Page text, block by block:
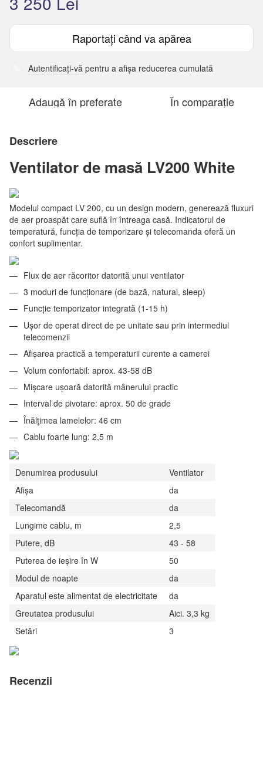
Raportați când va apărea
Autentificați-vă pentru a afișa reducerea cumulată
Adaugă în preferate În comparație
Descriere
Ventilator de masă LV200 White
Modelul compact LV 200, cu un design modern, generează fluxuri
de aer proaspăt care suflă în întreaga casă. Indicatorul de
temperatură, funcția de temporizare și telecomanda oferă un
confort suplimentar.
Flux de aer răcoritor datorită unui ventilator
3 moduri de funcționare (de bază, natural, sleep)
Funcție temporizator integrată (1-15 h)
Ușor de operat direct de pe unitate sau prin intermediul
telecomenzii
Afișarea practică a temperaturii curente a camerei
Volum confortabil: aprox. 43-58 dB
Mișcare ușoară datorită mânerului practic
Interval de pivotare: aprox. 50 de grade
Înălțimea lamelelor: 46 cm
Cablu foarte lung: 2,5 m
Denumirea produsului
Ventilator
Afişa
da
Telecomandă
da
Lungime cablu, m
2,5
Putere, dB
43 - 58
Puterea de ieșire în W
50
Modul de noapte
da
Aparatul este alimentat de electricitate
da
Greutatea produsului
Aici. 3,3 kg
Setări
3
Recenzii